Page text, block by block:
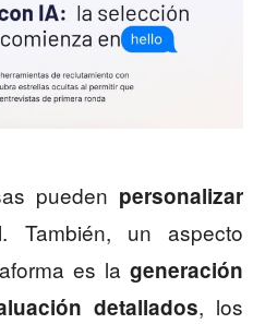
pueden personalizar
. También, un aspecto
es la generación
detallados, los